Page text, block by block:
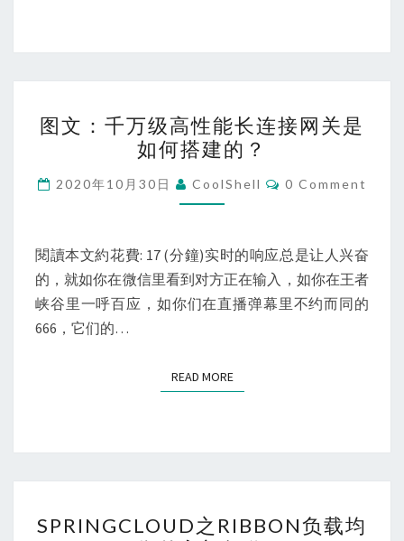
文：
千
万
级
性
能
长
网
如
建
图文：千万级高性能长连接网关是
如何搭建的？
2020年10月30日 CoolShell Comments
0 Comment
閱讀本文約花費: 17 (分鐘)实时的响应总是让人兴奋
的，就如你在微信里看到对方正在输入，如你在王者
峡谷里一呼百应，如你们在直播弹幕里不约而同的
666，它们的…
READ MOREREAD MORE
之
SPRINGCLOUD之RIBBON负载均